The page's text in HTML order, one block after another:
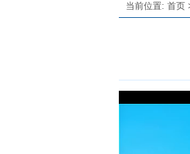
当前位置: 首页